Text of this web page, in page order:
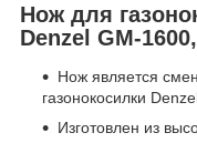
Нож для
Denzel GM-
Нож является
газонокосилки
Изготовлен из